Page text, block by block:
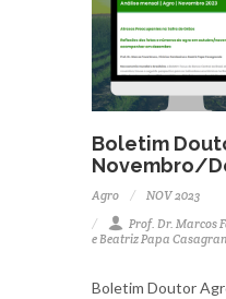
Boletim
Novembro/
Agro
NOV 2023
Prof. Dr. Marcos
e Beatriz Papa
Boletim Doutor